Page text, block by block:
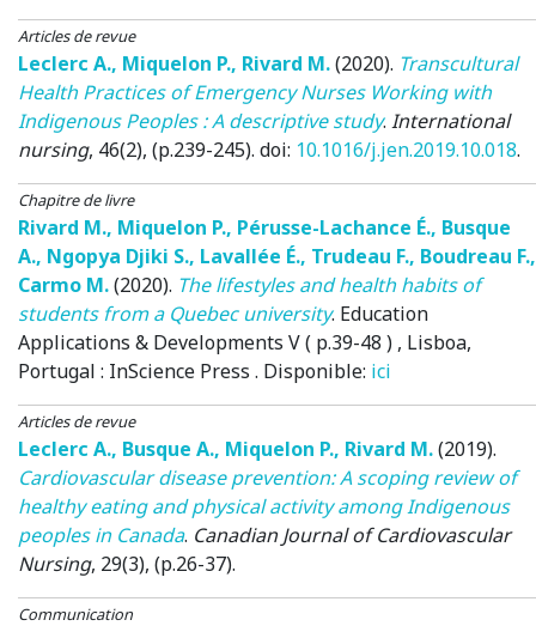
Articles de revue
Leclerc A., Miquelon P., Rivard M.(2020). Transcultural
Health Practices of Emergency Nurses Working with
Indigenous Peoples : A descriptive study. International
nursing, 46(2), (p.239-245). doi: 10.1016/j.jen.2019.10.018.
Chapitre de livre
Rivard M., Miquelon P., Pérusse-Lachance É., Busque
A., Ngopya Djiki S., Lavallée É., Trudeau F., Boudreau F.,
Carmo M.(2020). The lifestyles and health habits of
students from a Quebec university. Education
Applications & Developments V ( p.39-48 ) , Lisboa,
Portugal : InScience Press . Disponible: ici
Articles de revue
Leclerc A., Busque A., Miquelon P., Rivard M.(2019).
Cardiovascular disease prevention: A scoping review of
healthy eating and physical activity among Indigenous
peoples in Canada. Canadian Journal of Cardiovascular
Nursing, 29(3), (p.26-37).
Communication